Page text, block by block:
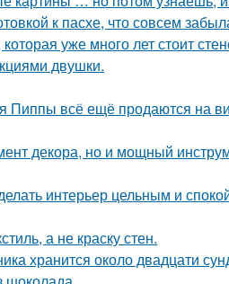
к пасхе, что совсем
уже много лет стоит
двушки.
Пиппы всё ещё продаются на
декора, но и мощный
интерьер цельным и
а не краску стен.
хранится около двадцати